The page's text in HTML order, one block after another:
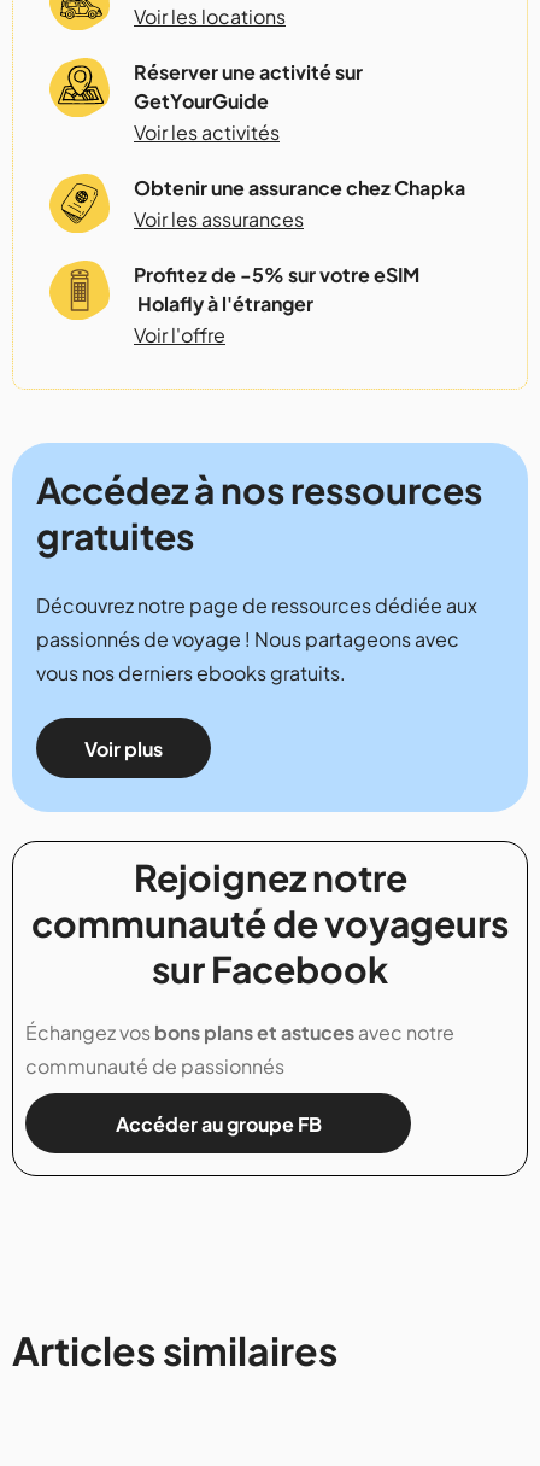
Voir les locations
Réserver une activité sur
GetYourGuide
Voir les activités
Obtenir une assurance chez Chapka
Voir les assurances
Profitez de -5% sur votre eSIM
Holafly à l'étranger
Voir l'offre
Accédez à nos ressources
gratuites
Découvrez notre page de ressources dédiée aux
passionnés de voyage ! Nous partageons avec
vous nos derniers ebooks gratuits.
Voir plus
Rejoignez notre
communauté de voyageurs
sur Facebook
Échangez vosbons plans et astucesavec notre
communauté de passionnés
Accéder au groupe FB
Articles similaires